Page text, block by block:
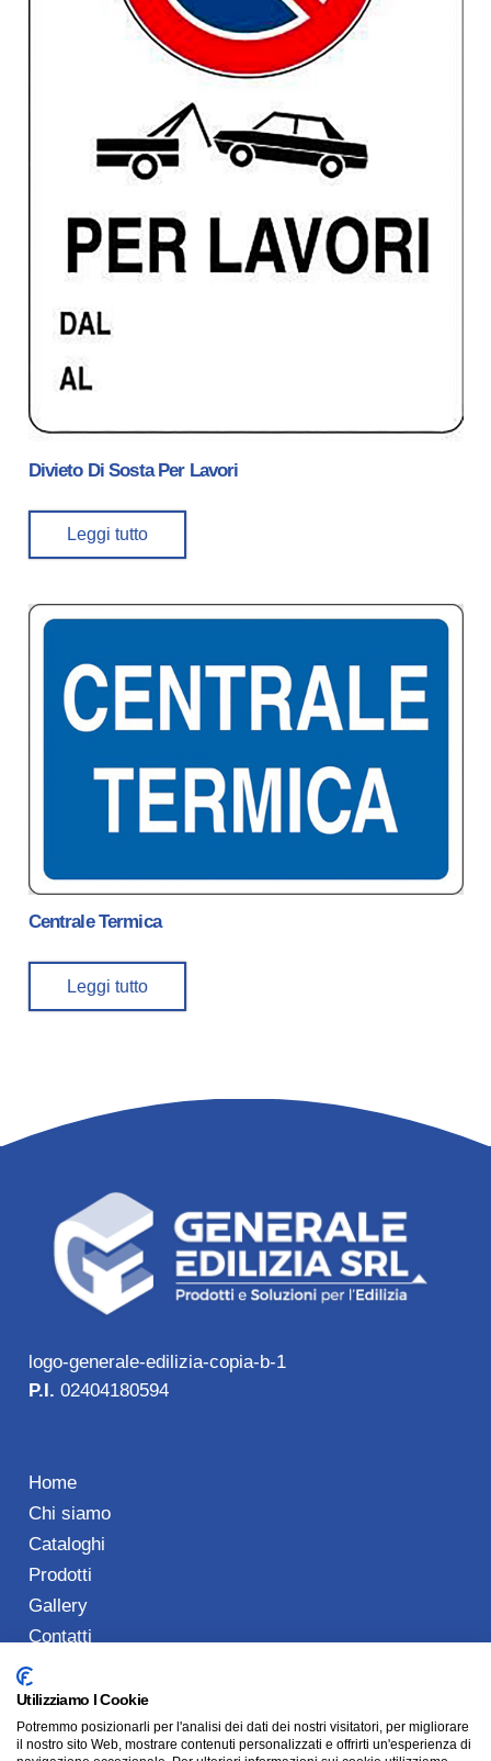
Divieto Di Sosta Per Lavori
Leggi tutto
Centrale Termica
Leggi tutto
logo-generale-edilizia-copia-b-1
P.I. 02404180594
Home
Chi siamo
Cataloghi
Prodotti
Gallery
Contatti
Tel: 0773 489901
Utilizziamo I Cookie
Potremmo posizionarli per l'analisi dei dati dei nostri visitatori, per migliorare
il nostro sito Web, mostrare contenuti personalizzati e offrirti un'esperienza di